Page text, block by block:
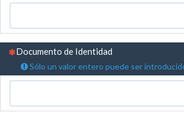
(Esta pregunta es obligatoria)
Documento de Identidad
Sólo un valor entero puede ser